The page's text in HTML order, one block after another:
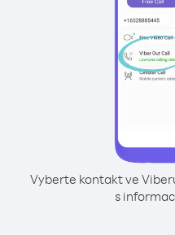
Vyberte kontakt ve
s